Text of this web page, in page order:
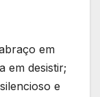
em
em desistir;
e